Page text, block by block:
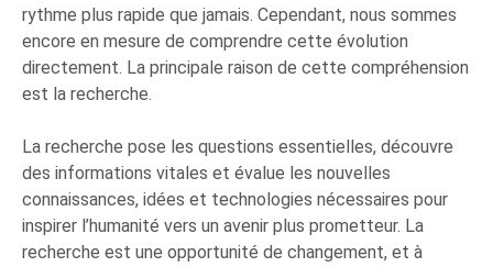
rythme plus rapide que jamais. Cependant, nous sommes
encore en mesure de comprendre cette évolution
directement. La principale raison de cette compréhension
est la recherche.
La recherche pose les questions essentielles, découvre
des informations vitales et évalue les nouvelles
connaissances, idées et technologies nécessaires pour
inspirer l’humanité vers un avenir plus prometteur. La
recherche est une opportunité de changement, et à